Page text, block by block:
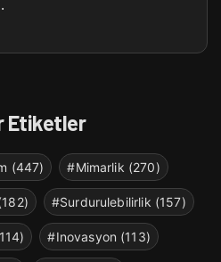
Etiketler
(447) #Mimarlik (270)
#Surdurulebilirlik (157)
#Inovasyon (113)